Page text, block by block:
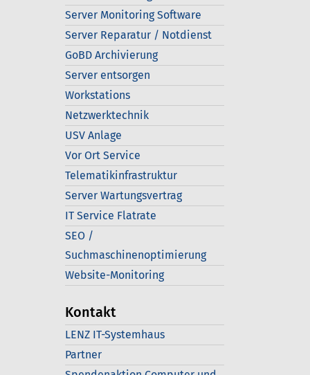
Server Monitoring Software
Server Reparatur / Notdienst
GoBD Archivierung
Server entsorgen
Workstations
Netzwerktechnik
USV Anlage
Vor Ort Service
Telematikinfrastruktur
Server Wartungsvertrag
IT Service Flatrate
SEO /
Suchmaschinenoptimierung
Website-Monitoring
Kontakt
LENZ IT-Systemhaus
Partner